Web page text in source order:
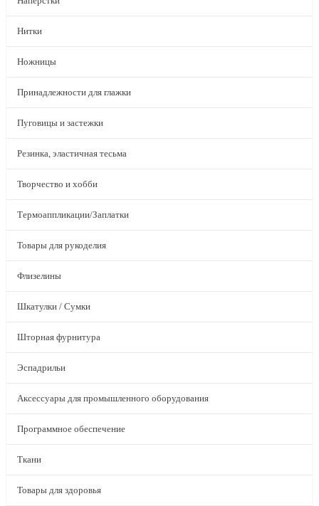
Нитки
Ножницы
Принадлежности для глажки
Пуговицы и застежки
Резинка, эластичная тесьма
Творчество и хобби
Термоаппликации/Заплатки
Товары для рукоделия
Флизелины
Шкатулки / Сумки
Шторная фурнитура
Эспадрильи
Аксессуары для промышленного оборудования
Программное обеспечение
Ткани
Товары для здоровья